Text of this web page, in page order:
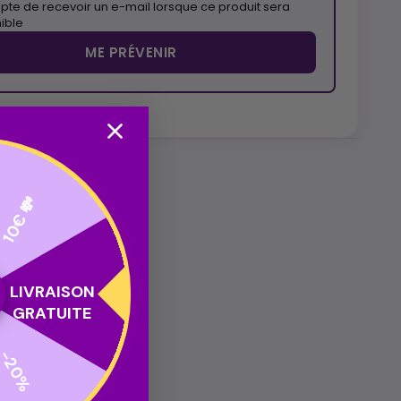
de recevoir un e-mail lorsque ce produit sera
ME PRÉVENIR
10€ 💸
LIVRAISON
GRATUITE
-20%